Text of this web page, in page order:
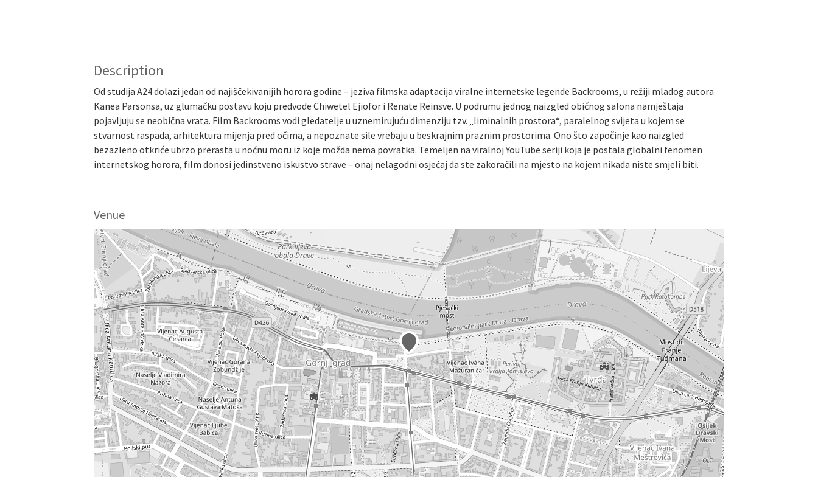
Description
Od studija A24 dolazi jedan od najiščekivanijih horora godine – jeziva filmska adaptacija viralne internetske legende Backrooms, u režiji mladog autora
Kanea Parsonsa, uz glumačku postavu koju predvode Chiwetel Ejiofor i Renate Reinsve. U podrumu jednog naizgled običnog salona namještaja
pojavljuju se neobična vrata. Film Backrooms vodi gledatelje u uznemirujuću dimenziju tzv. „liminalnih prostora“, paralelnog svijeta u kojem se
stvarnost raspada, arhitektura mijenja pred očima, a nepoznate sile vrebaju u beskrajnim praznim prostorima. Ono što započinje kao naizgled
bezazleno otkriće ubrzo prerasta u noćnu moru iz koje možda nema povratka. Temeljen na viralnoj YouTube seriji koja je postala globalni fenomen
internetskog horora, film donosi jedinstveno iskustvo strave – onaj nelagodni osjećaj da ste zakoračili na mjesto na kojem nikada niste smjeli biti.
Venue